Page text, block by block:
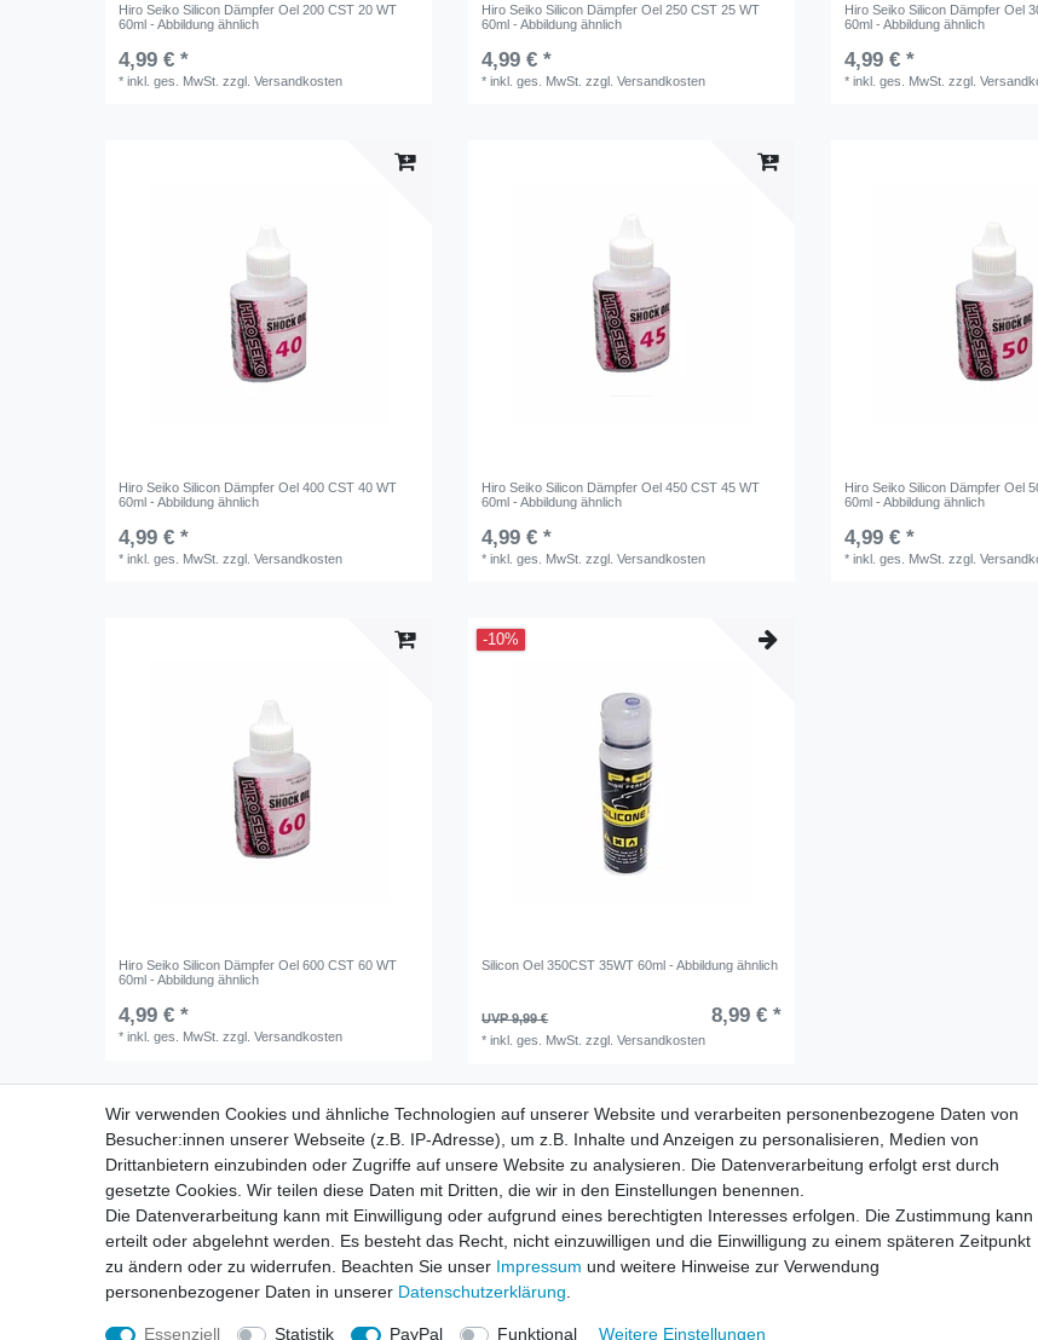
Hiro Seiko Silicon Dämpfer Oel 200 CST 20 WT
60ml - Abbildung ähnlich
4,99 € *
*inkl. ges. MwSt. zzgl.Versandkosten
Hiro Seiko Silicon Dämpfer Oel 250 CST 25 WT
60ml - Abbildung ähnlich
4,99 € *
*inkl. ges. MwSt. zzgl.Versandkosten
Hiro Seiko Silicon Dämpfer Oel
60ml - Abbildung ähnlich
4,99 € *
*inkl. ges. MwSt. zzgl.
Hiro Seiko Silicon Dämpfer Oel 400 CST 40 WT
60ml - Abbildung ähnlich
4,99 € *
*inkl. ges. MwSt. zzgl.Versandkosten
Hiro Seiko Silicon Dämpfer Oel 450 CST 45 WT
60ml - Abbildung ähnlich
4,99 € *
*inkl. ges. MwSt. zzgl.Versandkosten
Hiro Seiko Silicon Dämpfer Oel
60ml - Abbildung ähnlich
4,99 € *
*inkl. ges. MwSt. zzgl.
Hiro Seiko Silicon Dämpfer Oel 600 CST 60 WT
60ml - Abbildung ähnlich
4,99 € *
*inkl. ges. MwSt. zzgl.Versandkosten
-10%
Silicon Oel 350CST 35WT 60ml - Abbildung ähnlich
UVP 9,99 € 8,99 € *
*inkl. ges. MwSt. zzgl.Versandkosten
Impressum Daten­schutz­erklärung AGB Widerrufs­recht Vertrag
Wir verwenden Cookies und ähnliche Technologien auf unserer Website und verarbeiten personenbezogene Daten von
Besucher:innen unserer Webseite (z.B. IP-Adresse), um z.B. Inhalte und Anzeigen zu personalisieren, Medien von
Drittanbietern einzubinden oder Zugriffe auf unsere Website zu analysieren. Die Datenverarbeitung erfolgt erst durch
gesetzte Cookies. Wir teilen diese Daten mit Dritten, die wir in den Einstellungen benennen.
Die Datenverarbeitung kann mit Einwilligung oder aufgrund eines berechtigten Interesses erfolgen. Die Zustimmung kann
erteilt oder abgelehnt werden. Es besteht das Recht, nicht einzuwilligen und die Einwilligung zu einem späteren Zeitpunkt
zu ändern oder zu widerrufen. Beachten Sie unser Impressum und weitere Hinweise zur Verwendung
personenbezogener Daten in unserer Daten­schutz­erklärung
Essenziell Statistik PayPal Funktional Weitere Einstellungen